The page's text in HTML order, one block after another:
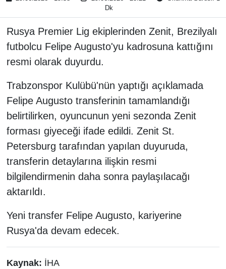
Dk
Rusya Premier Lig ekiplerinden Zenit, Brezilyalı
futbolcu Felipe Augusto'yu kadrosuna kattığını
resmi olarak duyurdu.
Trabzonspor Kulübü'nün yaptığı açıklamada
Felipe Augusto transferinin tamamlandığı
belirtilirken, oyuncunun yeni sezonda Zenit
forması giyeceği ifade edildi. Zenit St.
Petersburg tarafından yapılan duyuruda,
transferin detaylarına ilişkin resmi
bilgilendirmenin daha sonra paylaşılacağı
aktarıldı.
Yeni transfer Felipe Augusto, kariyerine
Rusya'da devam edecek.
Kaynak: İHA